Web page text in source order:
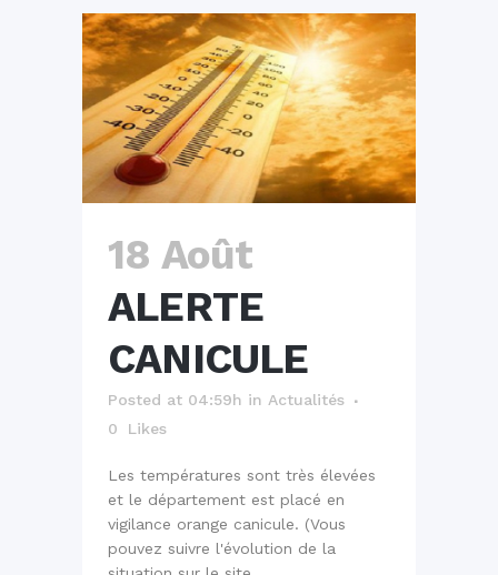
18 Août
ALERTE
CANICULE
Posted at 04:59h in Actualités
0
Likes
Les températures sont très élevées
et le département est placé en
vigilance orange canicule. (Vous
pouvez suivre l'évolution de la